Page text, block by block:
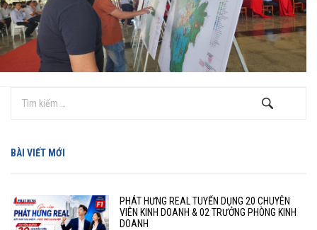
BÀI VIẾT MỚI
PHÁT HƯNG REAL TUYỂN DỤNG 20 CHUYÊN
VIÊN KINH DOANH & 02 TRƯỞNG PHÒNG KINH
DOANH